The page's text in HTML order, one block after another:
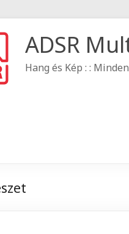
ADSR
Hang és Kép : :